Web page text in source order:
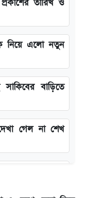
তারিখ ও
নিয়ে এলো নতুন
সাকিবের বাড়িতে
গেল না শেখ